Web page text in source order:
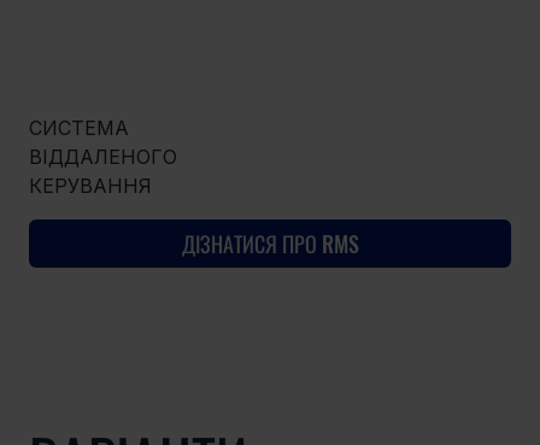
СИСТЕМА
ВІДДАЛЕНОГО
КЕРУВАННЯ
ДІЗНАТИСЯ ПРО RMS